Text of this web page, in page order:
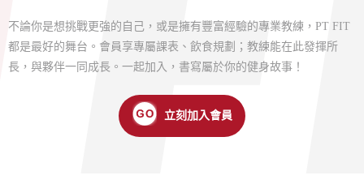
不論你是想挑戰更強的自己，或是擁有豐富經驗的專業教練，PT FIT
都是最好的舞台。會員享專屬課表、飲食規劃；教練能在此發揮所
長，與夥伴一同成長。一起加入，書寫屬於你的健身故事！
立刻加入會員